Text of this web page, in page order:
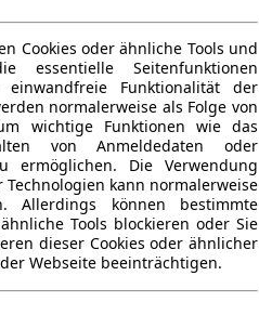
Cookies oder ähnliche Tools und
essentielle Seitenfunktionen
Funktionalität der
normalerweise als Folge von
wichtige Funktionen wie das
von Anmeldedaten oder
ermöglichen. Die Verwendung
Technologien kann normalerweise
Allerdings können bestimmte
Tools blockieren oder Sie
dieser Cookies oder ähnlicher
Webseite beeinträchtigen.